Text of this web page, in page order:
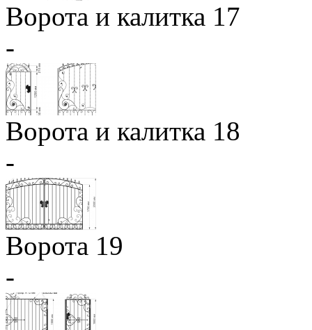
Ворота и калитка 17
-
Ворота и калитка 18
-
Ворота 19
-